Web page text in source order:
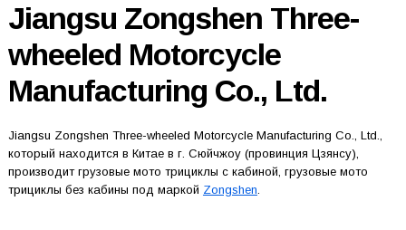
Jiangsu Zongshen Three-
wheeled Motorcycle
Manufacturing Co., Ltd.
Jiangsu Zongshen Three-wheeled Motorcycle Manufacturing Co., Ltd.,
который находится в Китае в г. Сюйчжоу (провинция Цзянсу),
производит грузовые мото трициклы с кабиной, грузовые мото
трициклы без кабины под маркой Zongshen.